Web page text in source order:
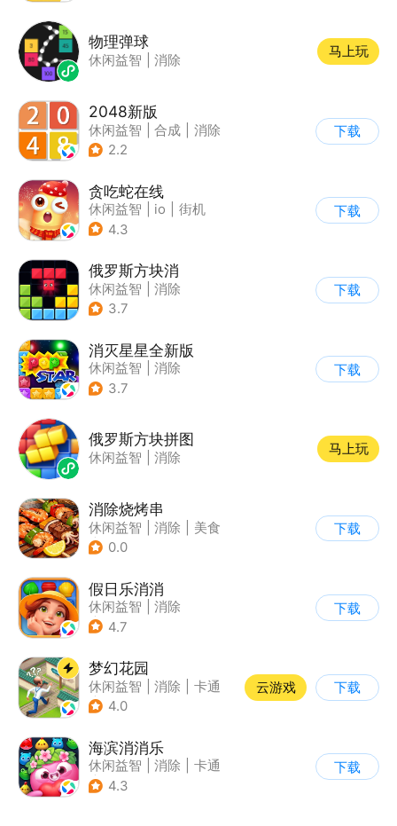
物理弹球
休闲益智 消除
马上玩
2048新版
休闲益智 合成
消除
| 2048
2.2
下载
贪吃蛇在线
休闲益智 io
街机
| 贪吃蛇
4.3
下载
俄罗斯方块消
休闲益智
消除
| 俄罗斯方块
3.7
下载
消灭星星全新版
休闲益智
消除
3.7
下载
俄罗斯方块拼图
休闲益智 消除
马上玩
消除烧烤串
休闲益智 消除
美食
| 清新
0.0
下载
假日乐消消
休闲益智
消除
| 乐元素
4.7
下载
梦幻花园
休闲益智 消除
卡通
| 创梦天地
4.0
云游戏 下载
海滨消消乐
休闲益智 消除
卡通
| 乐元素
4.3
下载